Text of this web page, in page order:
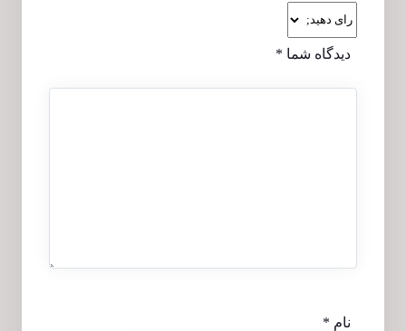
دیدگاه شما *
نام *